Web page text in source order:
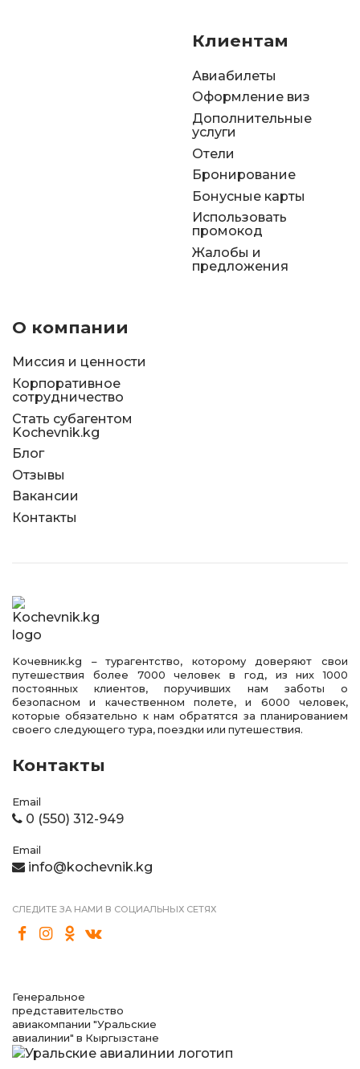
Клиентам
Авиабилеты
Оформление виз
Дополнительные
услуги
Отели
Бронирование
Бонусные карты
Использовать
промокод
Жалобы и
предложения
О компании
Миссия и ценности
Корпоративное
сотрудничество
Стать субагентом
Kochevnik.kg
Блог
Отзывы
Вакансии
Контакты
Kочевник.kg – турагентство, которому доверяют свои
путешествия более 7000 человек в год, из них 1000
постоянных клиентов, поручивших нам заботы о
безопасном и качественном полете, и 6000 человек,
которые обязательно к нам обратятся за планированием
своего следующего тура, поездки или путешествия.
Контакты
Email
0 (550) 312-949
Email
info@kochevnik.kg
СЛЕДИТЕ ЗА НАМИ В СОЦИАЛЬНЫХ СЕТЯХ
Генеральное
представительство
авиакомпании "Уральские
авиалинии" в Кыргызстане